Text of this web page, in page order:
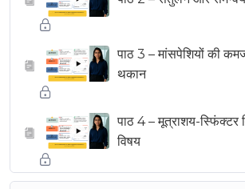
▶
पाठ 3 – मांसपेशियों की
थकान
▶
पाठ 4 – मूत्राशय-
विषय